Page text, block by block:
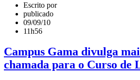
Escrito por
publicado
09/09/10
11h56
Campus Gama divulga
chamada para o Curso de